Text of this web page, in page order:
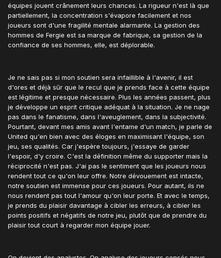
équipes jouent crânement leurs chances. La rigueur n'est là que
partiellement, la concentration s'évapore facilement et nos
joueurs sont d'une fragilité mentale alarmante. La gestion des
hommes de Fergie est sa marque de fabrique, sa gestion de la
confiance de ses hommes, elle, est déplorable.
Je ne sais pas si mon soutien sera infaillible à l'avenir, il est
d'ores et déjà sûr que le recul que je prends face à cette équipe
est légitime et presque nécessaire. Plus les années passent, plus
je développe un esprit critique adéquat à la situation. Je ne nage
pas dans le fanatisme, dans l'aveuglement, dans la subjectivité.
Pourtant, devant mes amis avant l'entame d'un match, je parle de
United qu'en bien avec des éloges en maximisant l'équipe, son
jeu, ses qualités. Car j'espère toujours, j'essaye de garder
l'espoir, d'y croire. C'est la définition même du supporter mais la
réciprocité n'est pas. J'ai pas le sentiment que les joueurs nous
rendent tout ce qu'on leur offre. Notre dévouement est intacte,
notre soutien est immense pour ces joueurs. Pour autant, ils ne
nous rendent pas tout l'amour qu'on leur porte. Et avec le temps,
je prends du plaisir davantage à cibler les erreurs, à cibler les
points positifs et négatifs de notre jeu, plutôt que de prendre du
plaisir tout court à regarder mon équipe jouer.